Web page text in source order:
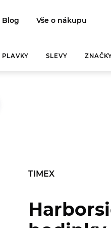
Blog Vše o nákupu
PLAVKY SLEVY
TIMEX